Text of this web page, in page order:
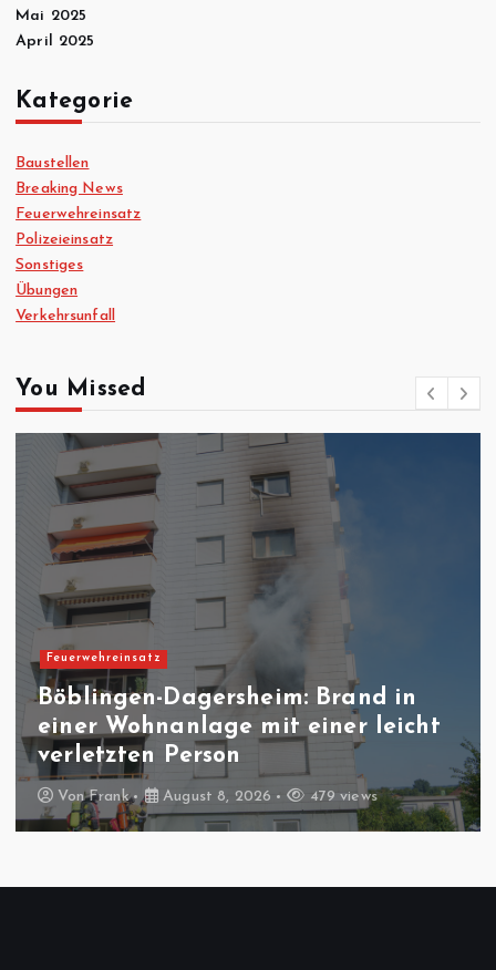
Mai 2025
April 2025
Kategorie
Baustellen
Breaking News
Feuerwehreinsatz
Polizeieinsatz
Sonstiges
Übungen
Verkehrsunfall
You Missed
Feuerwehreinsatz
Sindelfingen-Maichingen:
Strommast aufgrund von Sturm
umgeknickt – kein Stromausfall
VonFrank August 2, 2026 485 views